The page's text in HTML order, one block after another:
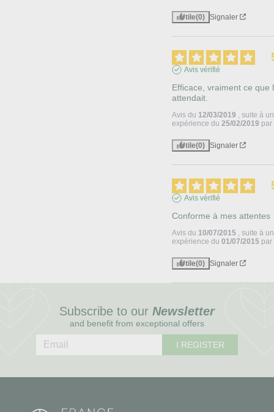
Utile(0) Signaler
Avis vérifié
Efficace, vraiment ce que
attendait.
Avis du 12/03/2019
, suite à
expérience du25/02/2019 par
Utile(0) Signaler
Avis vérifié
Conforme à mes attentes
Avis du 10/07/2015
, suite à
expérience du01/07/2015 par
Utile(0) Signaler
Subscribe to our Newsletter
and benefit from exceptional offers
I REGISTER